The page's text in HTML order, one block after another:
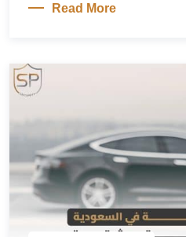
Read More